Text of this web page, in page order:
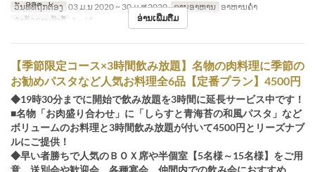
ວັນທີທີ່ຖືກຕ້ອງ 03 ມ.ນ 2020 ~ 30 ມ.ສ 2020 ຄາບອາຫານ ອາຫານຄ່ຳ
ຈຳກັດການສັ່ງຊື້ 2 ~ 15 ອ່ານເພີ່ມຕື່ມ
【季節限定コース×3時間飲み放題】名物の肉料理に季節の
お勧めパスタなど人気お料理全6品【定番プラン】4500円
◆19時30分までに開始で飲み放題を3時間に延長サービス中です！
■名物「お肉盛り合わせ」に「しらすと青海苔の和風パスタ」など
ボリュームのお料理と3時間飲み放題が付いて4500円とリーズナブ
ルにご提供！
◆早い者勝ちで人気のＢＯＸ席や半個室【5名様～15名様】をご用
意。送別会や歓迎会、各種宴会、仲間内での飲み会におすすめ。